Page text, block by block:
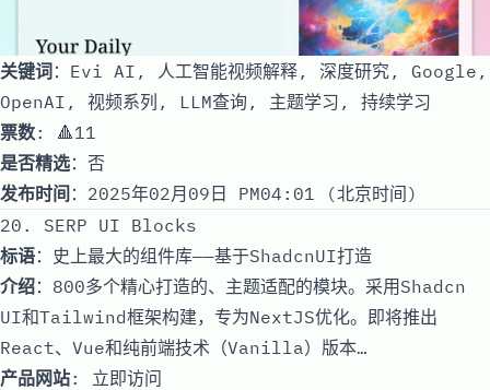
关键词：Evi AI, 人工智能视频解释, 深度研究, Google,
OpenAI, 视频系列, LLM查询, 主题学习, 持续学习
票数: 🔺11
是否精选：否
发布时间 ：2025年02月09日 PM04:01 (北京时间)
20. SERP UI Blocks
标语：史上最大的组件库——基于ShadcnUI打造
介绍：800多个精心打造的、主题适配的模块。采用Shadcn
UI和Tailwind框架构建，专为NextJS优化。即将推出
React、Vue和纯前端技术（Vanilla）版本…
产品网站: 立即访问